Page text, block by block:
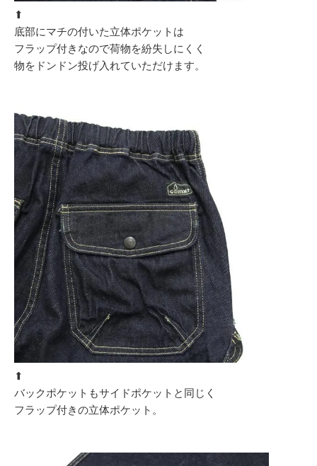
⬆︎
底部にマチの付いた立体ポケットは
フラップ付きなので荷物を紛失しにくく
物をドンドン投げ入れていただけます。
⬆︎
バックポケットもサイドポケットと同じく
フラップ付きの立体ポケット。